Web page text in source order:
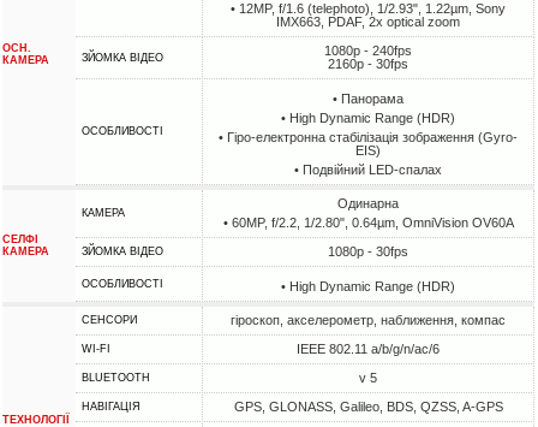
ОСН.
КАМЕРА
• 12MP, f/1.6 (telephoto), 1/2.93", 1.22µm, Sony
IMX663, PDAF, 2x optical zoom
ЗЙОМКА ВІДЕО
1080p - 240fps
2160p - 30fps
ОСОБЛИВОСТІ
• Панорама
• High Dynamic Range (HDR)
• Гіро-електронна стабілізація зображення (Gyro-
EIS)
• Подвійний LED-спалах
СЕЛФІ
КАМЕРА
КАМЕРА
Одинарна
• 60MP, f/2.2, 1/2.80", 0.64µm, OmniVision OV60A
ЗЙОМКА ВІДЕО 1080p - 30fps
ОСОБЛИВОСТІ • High Dynamic Range (HDR)
ТЕХНОЛОГІЇ
СЕНСОРИ гіроскоп, акселерометр, наближення, компас
WI-FI IEEE 802.11 a/b/g/n/ac/6
BLUETOOTH v 5
НАВІГАЦІЯ GPS, GLONASS, Galileo, BDS, QZSS, A-GPS